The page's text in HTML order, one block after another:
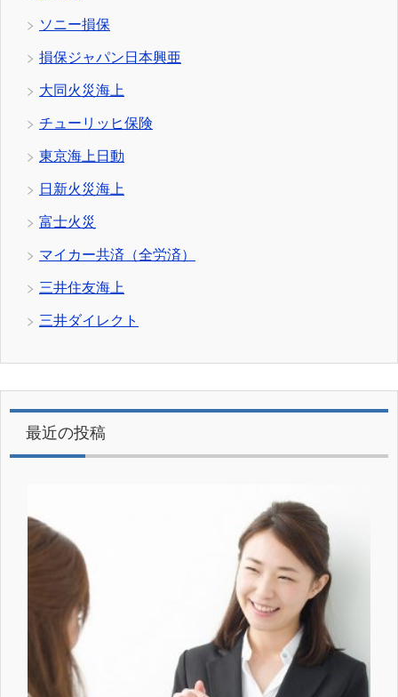
ソニー損保
損保ジャパン日本興亜
大同火災海上
チューリッヒ保険
東京海上日動
日新火災海上
富士火災
マイカー共済（全労済）
三井住友海上
三井ダイレクト
最近の投稿